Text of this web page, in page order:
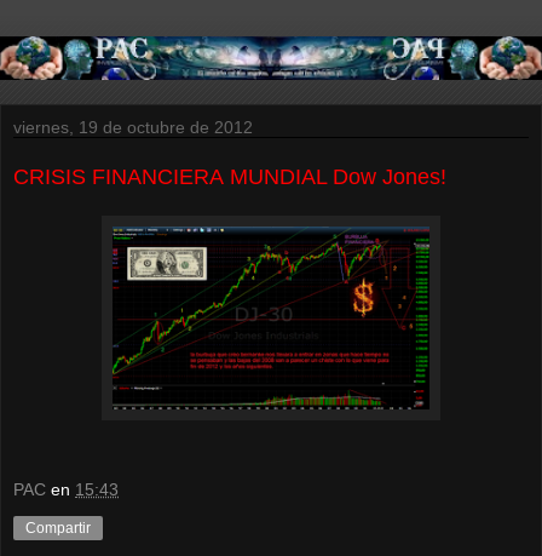
viernes, 19 de octubre de 2012
CRISIS FINANCIERA MUNDIAL Dow Jones!
PAC en 15:43
Compartir